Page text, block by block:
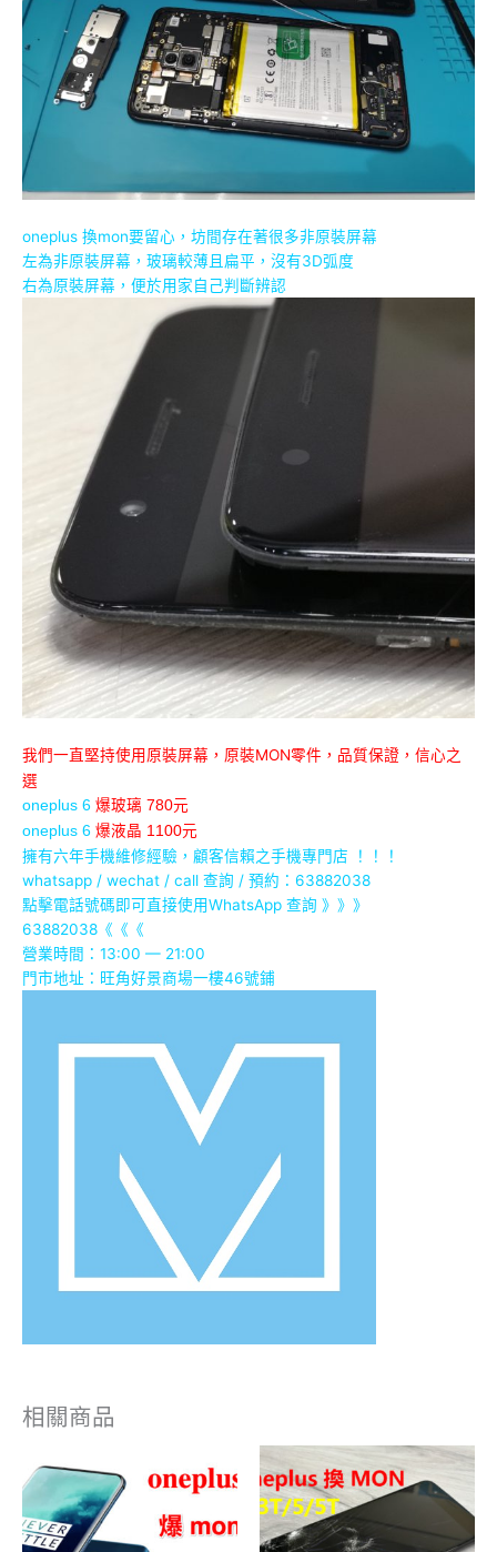
oneplus 換mon要留心，坊間存在著很多非原裝屏幕
左為非原裝屏幕，玻璃較薄且扁平，沒有3D弧度
右為原裝屏幕，便於用家自己判斷辨認
我們一直堅持使用原裝屏幕， 原裝MON零件，品質保證，信心之
選
oneplus 6 爆玻璃 780元
oneplus 6 爆液晶 1100元
擁有六年手機維修經驗，顧客信賴之手機專門店 ！！！
whatsapp / wechat / call 查詢 / 預約：63882038
點擊電話號碼即可直接使用WhatsApp 查詢 》》》
63882038 《《《
營業時間：13:00 — 21:00
門市地址： 旺角好景商場一樓46號鋪
相關商品